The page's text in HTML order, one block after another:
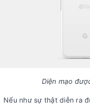
Diện mạo
Nếu như sự thật diễn ra